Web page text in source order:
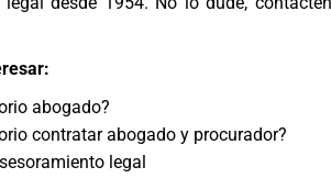
abogado?
contratar abogado y procurador?
legal